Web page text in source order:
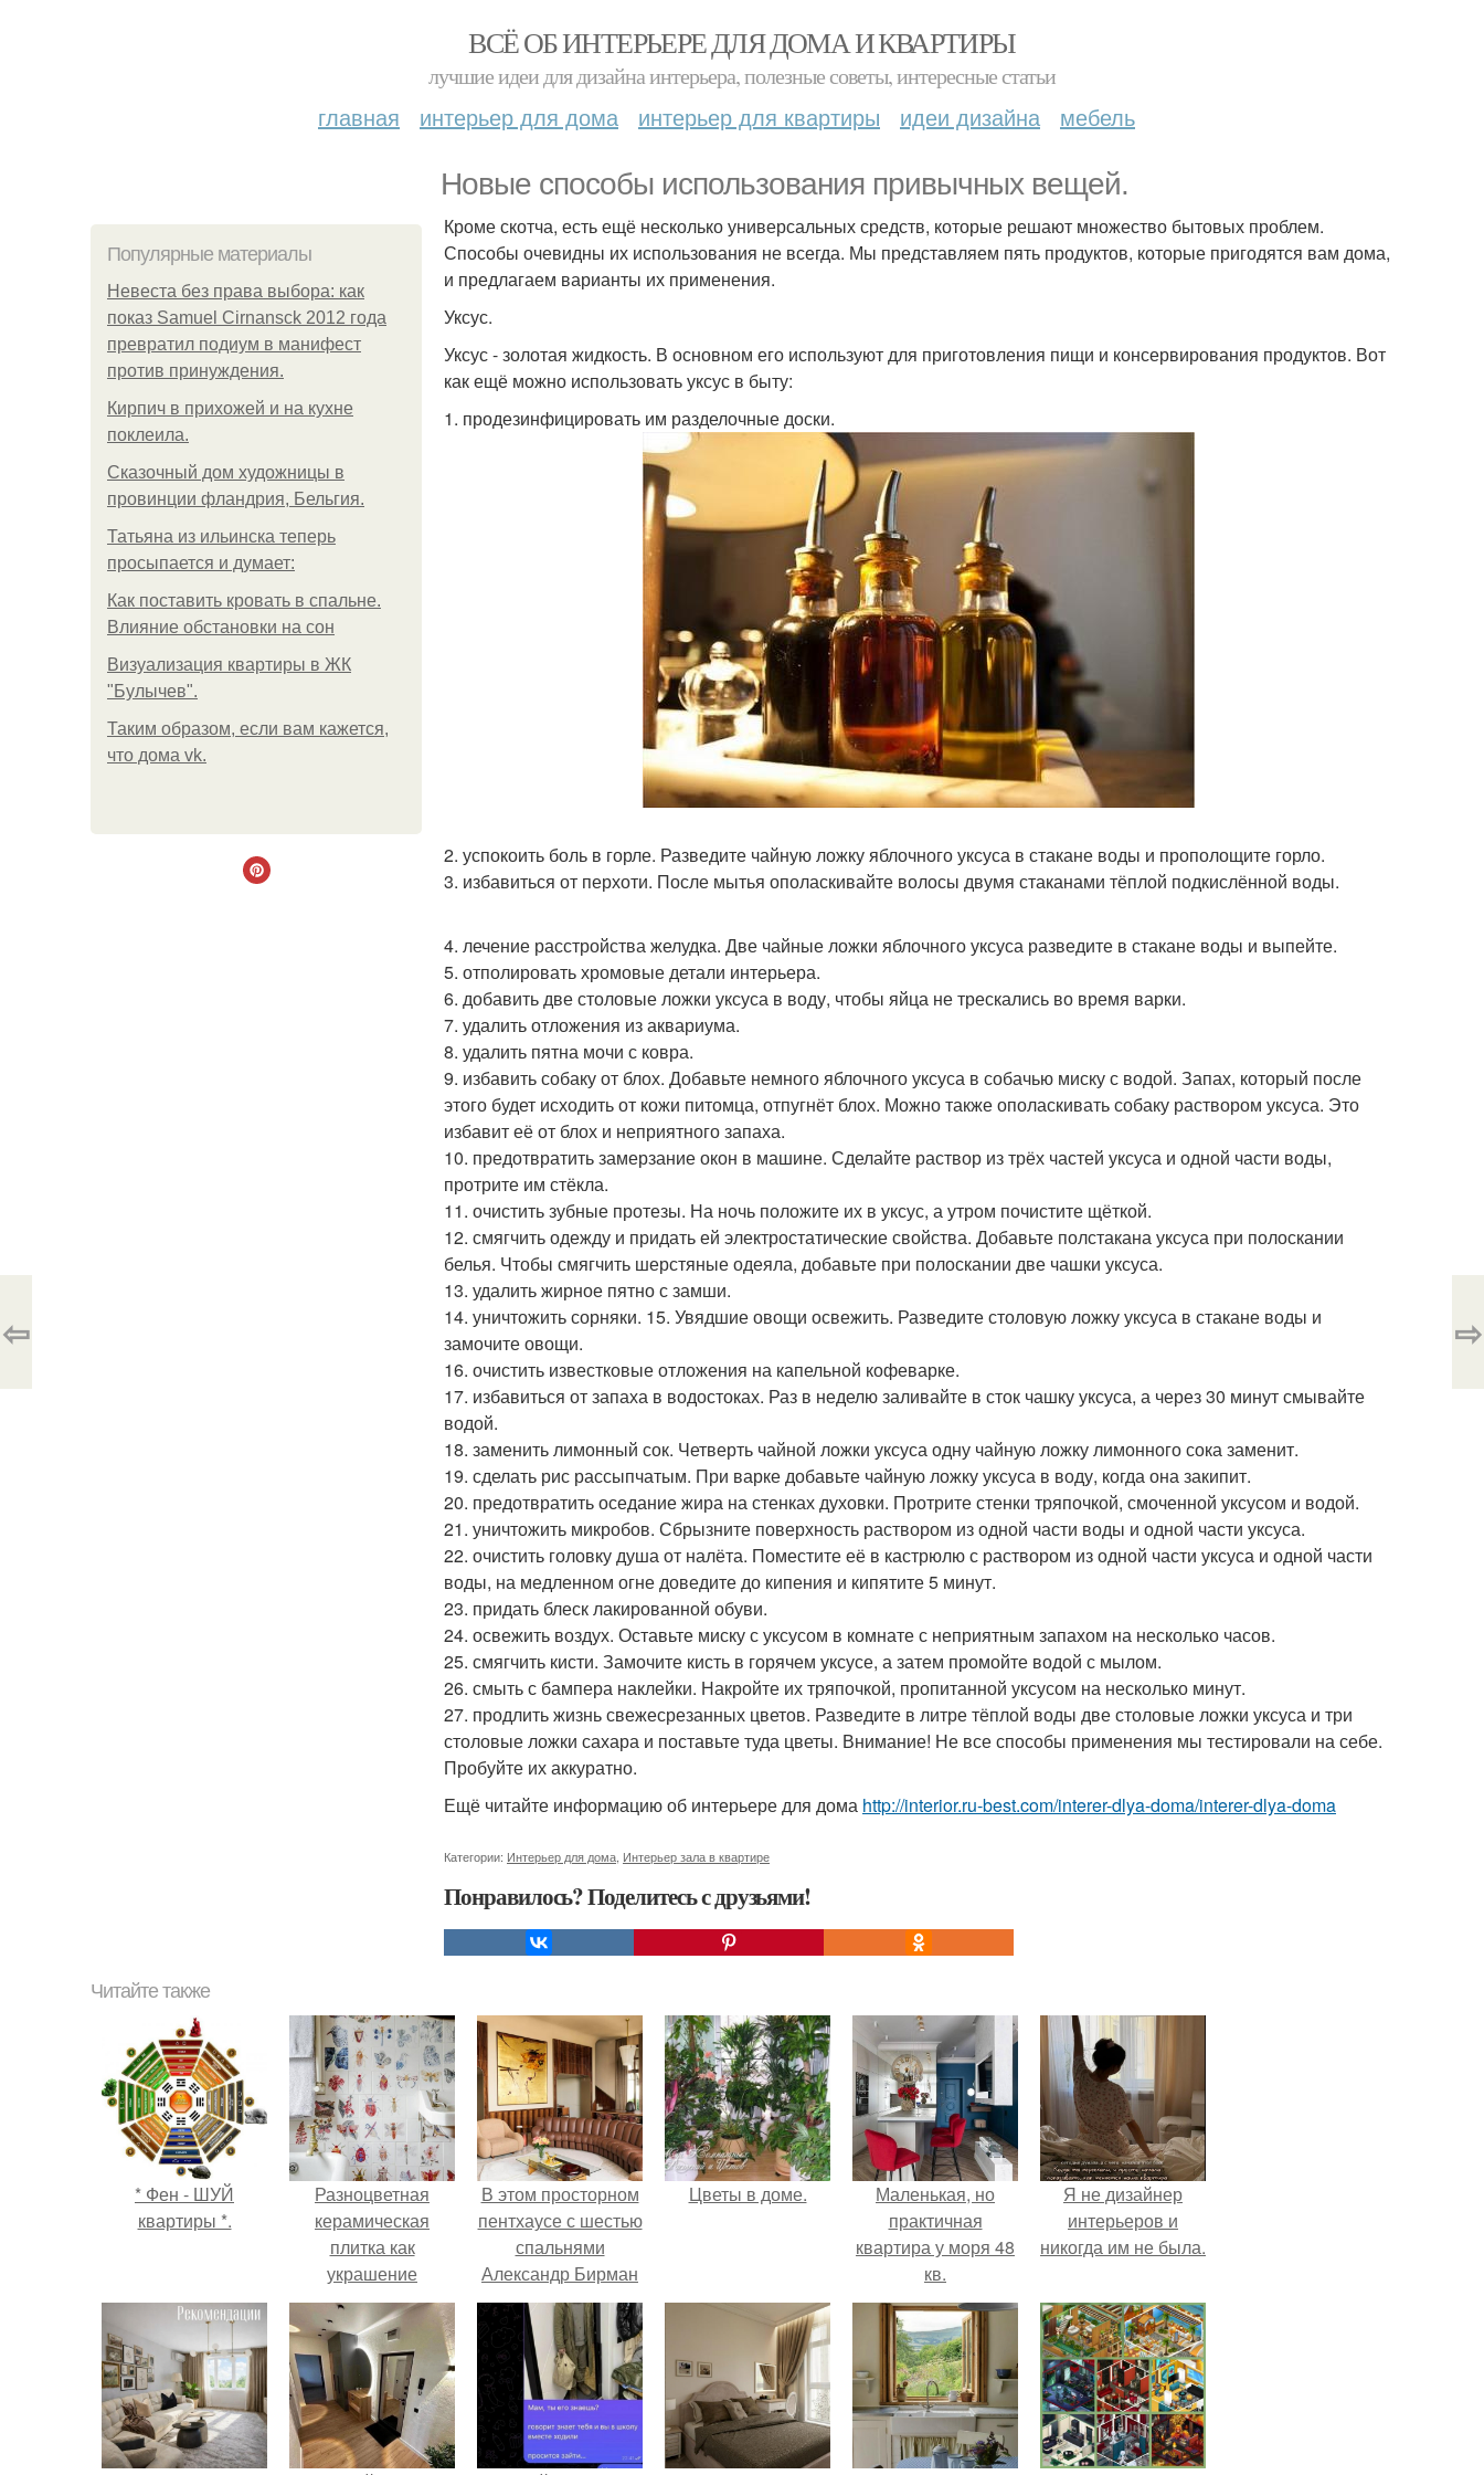
ВСЁ ОБ ИНТЕРЬЕРЕ ДЛЯ ДОМА И КВАРТИРЫ
лучшие идеи для дизайна интерьера, полезные советы, интересные статьи
главная интерьер для дома интерьер для квартиры идеи дизайна мебель
Новые способы использования привычных вещей.
Популярные материалы
Невеста без права выбора: как
показ Samuel Cirnansck 2012 года
превратил подиум в манифест
против принуждения.
Кирпич в прихожей и на кухне
поклеила.
Сказочный дом художницы в
провинции фландрия, Бельгия.
Татьяна из ильинска теперь
просыпается и думает:
Как поставить кровать в спальне.
Влияние обстановки на сон
Визуализация квартиры в ЖК
"Булычев".
Таким образом, если вам кажется,
что дома vk.
Кроме скотча, есть ещё несколько универсальных средств, которые решают множество бытовых проблем.
Способы очевидны их использования не всегда. Мы представляем пять продуктов, которые пригодятся вам дома,
и предлагаем варианты их применения.
Уксус.
Уксус - золотая жидкость. В основном его используют для приготовления пищи и консервирования продуктов. Вот
как ещё можно использовать уксус в быту:
1. продезинфицировать им разделочные доски.
2. успокоить боль в горле. Разведите чайную ложку яблочного уксуса в стакане воды и прополощите горло.
3. избавиться от перхоти. После мытья ополаскивайте волосы двумя стаканами тёплой подкислённой воды.
4. лечение расстройства желудка. Две чайные ложки яблочного уксуса разведите в стакане воды и выпейте.
5. отполировать хромовые детали интерьера.
6. добавить две столовые ложки уксуса в воду, чтобы яйца не трескались во время варки.
7. удалить отложения из аквариума.
8. удалить пятна мочи с ковра.
9. избавить собаку от блох. Добавьте немного яблочного уксуса в собачью миску с водой. Запах, который после
этого будет исходить от кожи питомца, отпугнёт блох. Можно также ополаскивать собаку раствором уксуса. Это
избавит её от блох и неприятного запаха.
10. предотвратить замерзание окон в машине. Сделайте раствор из трёх частей уксуса и одной части воды,
протрите им стёкла.
11. очистить зубные протезы. На ночь положите их в уксус, а утром почистите щёткой.
12. смягчить одежду и придать ей электростатические свойства. Добавьте полстакана уксуса при полоскании
белья. Чтобы смягчить шерстяные одеяла, добавьте при полоскании две чашки уксуса.
13. удалить жирное пятно с замши.
14. уничтожить сорняки. 15. Увядшие овощи освежить. Разведите столовую ложку уксуса в стакане воды и
замочите овощи.
16. очистить известковые отложения на капельной кофеварке.
17. избавиться от запаха в водостоках. Раз в неделю заливайте в сток чашку уксуса, а через 30 минут смывайте
водой.
18. заменить лимонный сок. Четверть чайной ложки уксуса одну чайную ложку лимонного сока заменит.
19. сделать рис рассыпчатым. При варке добавьте чайную ложку уксуса в воду, когда она закипит.
20. предотвратить оседание жира на стенках духовки. Протрите стенки тряпочкой, смоченной уксусом и водой.
21. уничтожить микробов. Сбрызните поверхность раствором из одной части воды и одной части уксуса.
22. очистить головку душа от налёта. Поместите её в кастрюлю с раствором из одной части уксуса и одной части
воды, на медленном огне доведите до кипения и кипятите 5 минут.
23. придать блеск лакированной обуви.
24. освежить воздух. Оставьте миску с уксусом в комнате с неприятным запахом на несколько часов.
25. смягчить кисти. Замочите кисть в горячем уксусе, а затем промойте водой с мылом.
26. смыть с бампера наклейки. Накройте их тряпочкой, пропитанной уксусом на несколько минут.
27. продлить жизнь свежесрезанных цветов. Разведите в литре тёплой воды две столовые ложки уксуса и три
столовые ложки сахара и поставьте туда цветы. Внимание! Не все способы применения мы тестировали на себе.
Пробуйте их аккуратно.
Ещё читайте информацию об интерьере для дома http://interior.ru-best.com/interer-dlya-doma/interer-dlya-doma
Категории: Интерьер для дома Интерьер зала в квартире
Понравилось? Поделитесь с друзьями!
⇦ ⇨
Читайте также
* Фен - ШУЙ
квартиры *.
Разноцветная
керамическая
плитка как
украшение
интерьера.
В этом просторном
пентхаусе с шестью
спальнями
Александр Бирман
живет со своей
семьей.
Цветы в доме.
Маленькая, но
практичная
квартира у моря 48
кв.
Я не дизайнер
интерьеров и
никогда им не была.